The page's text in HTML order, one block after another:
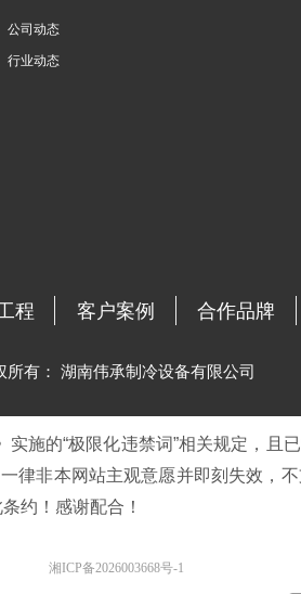
公司动态
行业动态
程 客户案例 合作品牌
所有： 湖南伟承制冷设备有限公司
施的“极限化违禁词”相关规定，且
律非本网站主观意愿并即刻失效，
约！感谢配合！
湘ICP备2026003668号-1